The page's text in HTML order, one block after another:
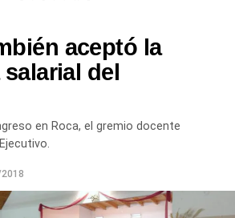
aceptó la
del
en Roca, el gremio docente